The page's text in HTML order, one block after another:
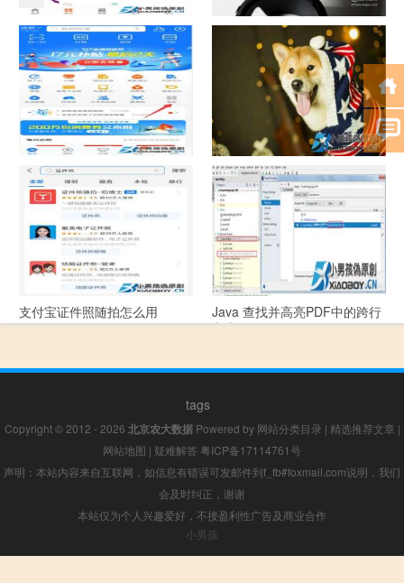
中国联通手机营业厅销户操作
指引
摄影作品的欣赏方法
支付宝怎么拍违章挣钱？
宠物定位器app开发可以解决哪
些问题？
支付宝证件照随拍怎么用
Java 查找并高亮PDF中的跨行
文本
tags
Copyright © 2012 - 2026 北京农大数据Powered by 网站分类目录 | 精选推荐文章 |
网站地图 | 疑难解答 粤ICP备17114761号
声明：本站内容来自互联网，如信息有错误可发邮件到f_fb#foxmail.com说明，我们
会及时纠正，谢谢
本站仅为个人兴趣爱好，不接盈利性广告及商业合作
小男孩